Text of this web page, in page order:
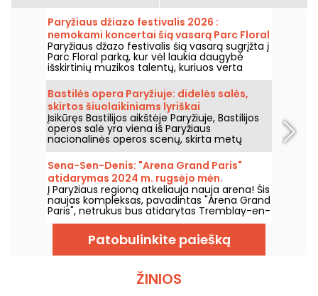
Paryžiaus džiazo festivalis 2026 :
nemokami koncertai šią vasarą Parc Floral
grįžta, programa
Paryžiaus džazo festivalis šią vasarą sugrįžta į
Parc Floral parką, kur vėl laukia daugybė
išskirtinių muzikos talentų, kuriuos verta
pamatyti ir išgirsti įspūdingo kaimo ramybės
fone. Štai nemokamų koncertų programa,
kurią kviečiame atrasti nuo 2026 m. birželio
24 d. iki 2026 m. rugsėjo 6 d.
Bastilės opera Paryžiuje: didelės salės,
skirtos šiuolaikiniams lyriškai
spektakliams
Įsikūręs Bastilijos aikštėje Paryžiuje, Bastilijos
operos salė yra viena iš Paryžiaus
nacionalinės operos scenų, skirta metų
bėgyje rengti operas ir baletus. Atidaryta
1989 metais, ši šiuolaikinė architektūros
erdvė pritraukia plačią auditoriją ir tampa
svarbiu tašku, kur sužinoti apie šalies lyriškus
ir choreografinius pasirodymus sostinėje.
Sena-Sen-Denis: "Arena Grand Paris"
atidarymas 2024 m. rugsėjo mėn.
Į Paryžiaus regioną atkeliauja nauja arena! Šis
naujas kompleksas, pavadintas "Arena Grand
Paris", netrukus bus atidarytas Tremblay-en-
France, Seine-Saint-Denis, ir turės dvi 7000 ir
2000 vietų sales. Mes jums viską apie tai
papasakosime.Patobulinkite paiešką
ŽINIOS